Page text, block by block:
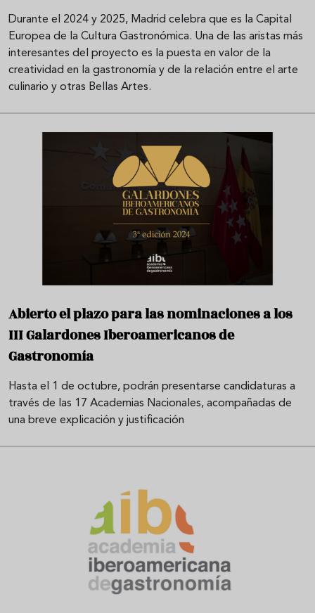
Durante el 2024 y 2025, Madrid celebra que es la Capital
Europea de la Cultura Gastronómica. Una de las aristas más
interesantes del proyecto es la puesta en valor de la
creatividad en la gastronomía y de la relación entre el arte
culinario y otras Bellas Artes.
Abierto el plazo para las nominaciones a los
III Galardones Iberoamericanos de
Gastronomía
Hasta el 1 de octubre, podrán presentarse candidaturas a
través de las 17 Academias Nacionales, acompañadas de
una breve explicación y justificación